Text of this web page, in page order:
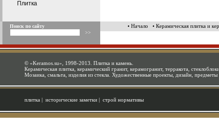
Плитка
Поиск по сайту • Начало • Керамическая плитка и
© «Keramos.su» , 1998-2013. Плитка и камень.
Керамическая плитка, керамический гранит, керамогранит, терракота,
Мозаика, смальта, изделия из стекла. Художественные проекты, дизайн, предметы
плитка | исторические заметки | строй нормативы